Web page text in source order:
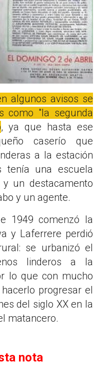
algunos avisos se
como "la segunda
, ya que hasta ese
caserío que
a la estación
tenía una escuela
un destacamento
y un agente.
1949 comenzó la
y Laferrere perdió
se urbanizó el
linderos a la
lo que con mucho
progresar el
del siglo XX en la
matancero.
nota